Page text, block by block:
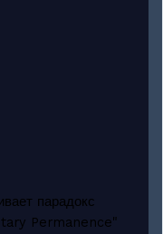
парадокс
Permanence"